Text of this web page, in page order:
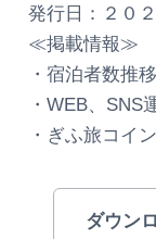
発行日：２０
≪掲載情報≫
・宿泊者数推移
・WEB、SNS
・ぎふ旅コイ
ダウン